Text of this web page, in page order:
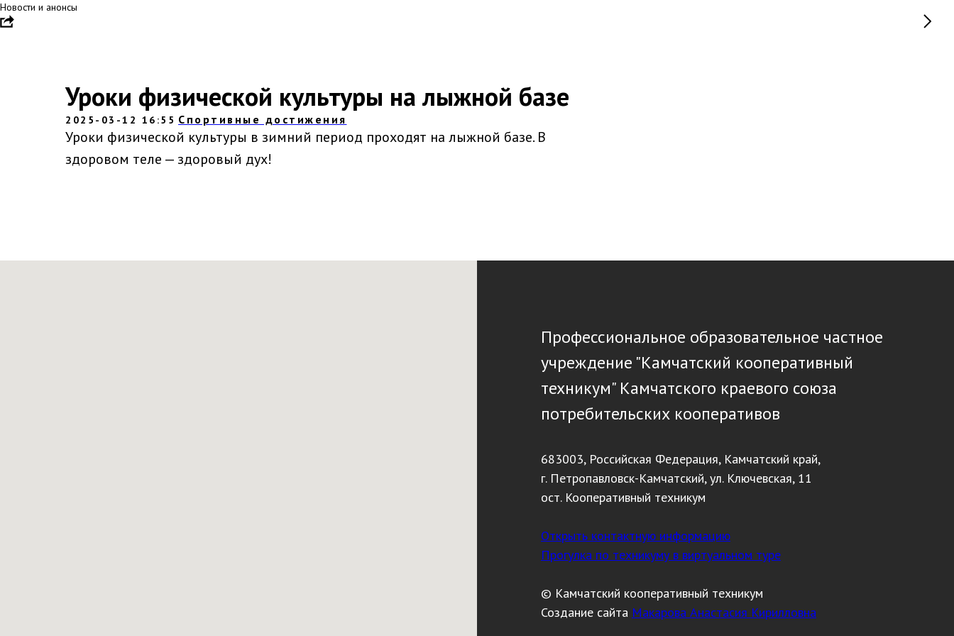
Новости и анонсы
Уроки физической культуры на лыжной базе
2025-03-12 16:55 Спортивные достижения
Уроки физической культуры в зимний период проходят на лыжной базе. В
здоровом теле — здоровый дух!
Профессиональное образовательное частное
учреждение "Камчатский кооперативный
техникум" Камчатского краевого союза
потребительских кооперативов
683003, Российская Федерация, Камчатский край,
г. Петропавловск-Камчатский, ул. Ключевская, 11
ост. Кооперативный техникум
Открыть контактную информацию
Прогулка по техникуму в виртуальном туре
© Камчатский кооперативный техникум
Создание сайта Макарова Анастасия Кирилловна